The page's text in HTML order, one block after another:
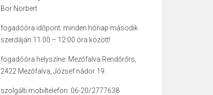
Bor Norbert
fogadóóra időpont: minden hónap második
szerdáján 11:00 – 12:00 óra között!
fogadóóra helyszíne: Mezőfalva Rendőrőrs,
2422 Mezőfalva, József nádor 19.
szolgálti mobiltelefon: 06-20/2777638